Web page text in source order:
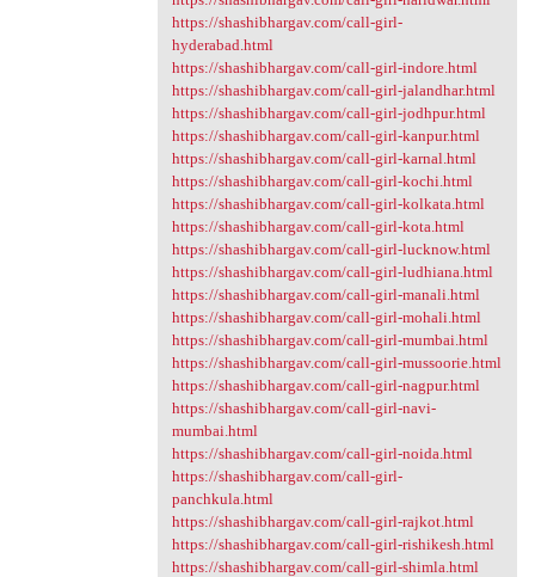
https://shashibhargav.com/call-girl-
hyderabad.html
https://shashibhargav.com/call-girl-indore.html
https://shashibhargav.com/call-girl-jalandhar.html
https://shashibhargav.com/call-girl-jodhpur.html
https://shashibhargav.com/call-girl-kanpur.html
https://shashibhargav.com/call-girl-karnal.html
https://shashibhargav.com/call-girl-kochi.html
https://shashibhargav.com/call-girl-kolkata.html
https://shashibhargav.com/call-girl-kota.html
https://shashibhargav.com/call-girl-lucknow.html
https://shashibhargav.com/call-girl-ludhiana.html
https://shashibhargav.com/call-girl-manali.html
https://shashibhargav.com/call-girl-mohali.html
https://shashibhargav.com/call-girl-mumbai.html
https://shashibhargav.com/call-girl-mussoorie.html
https://shashibhargav.com/call-girl-nagpur.html
https://shashibhargav.com/call-girl-navi-
mumbai.html
https://shashibhargav.com/call-girl-noida.html
https://shashibhargav.com/call-girl-
panchkula.html
https://shashibhargav.com/call-girl-rajkot.html
https://shashibhargav.com/call-girl-rishikesh.html
https://shashibhargav.com/call-girl-shimla.html